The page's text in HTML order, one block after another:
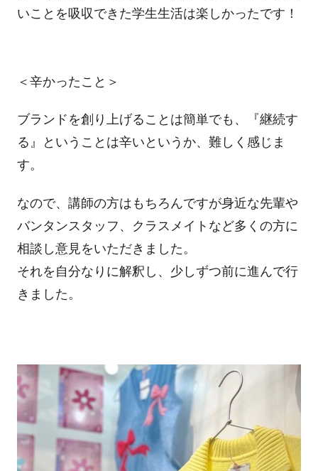
いことを吸収できた学生生活は楽しかったです！
＜辛かったこと＞
ブランドを創り上げることは簡単でも、『継続す
る』ということは辛いというか、難しく感じま
す。
なので、講師の方はもちろんですが身近な先輩や
バンタンスタッフ、クラスメイトなど多くの方に
相談し意見をいただきました。
それを自分なりに解釈し、少しずつ前に進んで行
きました。